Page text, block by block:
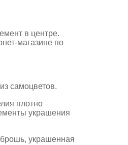
в центре.
магазине по
самоцветов.
плотно
украшения
украшенная